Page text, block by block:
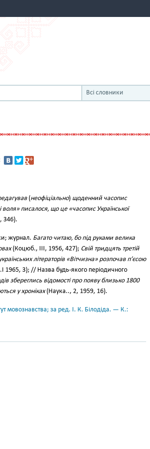
Всі словники
(неофіціально) щоденний часопис
писалося, що це «часопис Української
346).
журнал. Багато читаю, бо під руками велика
(Коцюб., III, 1956, 427); Свій тридцять третій
літераторів «Вітчизна» розпочав п’єсою
1965, 3); // Назва будь-якого періодичного
збереглись відомості про появу близько 1800
у хроніках(Наука.., 2, 1959, 16).
мовознавства; за ред. І. К. Білодіда. — К.: